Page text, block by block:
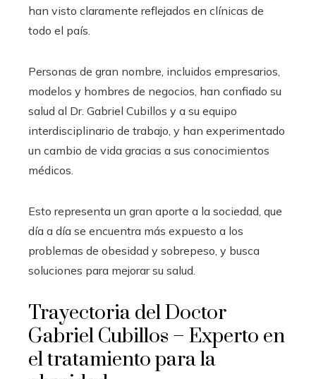
han visto claramente reflejados en clínicas de
todo el país.
Personas de gran nombre, incluidos empresarios,
modelos y hombres de negocios, han confiado su
salud al Dr. Gabriel Cubillos y a su equipo
interdisciplinario de trabajo, y han experimentado
un cambio de vida gracias a sus conocimientos
médicos.
Esto representa un gran aporte a la sociedad, que
día a día se encuentra más expuesto a los
problemas de obesidad y sobrepeso, y busca
soluciones para mejorar su salud.
Trayectoria del Doctor
Gabriel Cubillos – Experto en
el tratamiento para la